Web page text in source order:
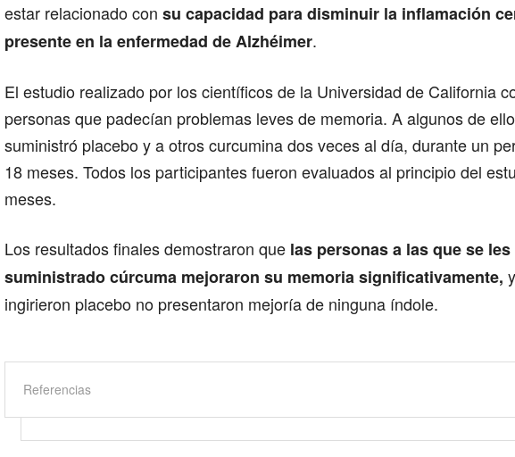
estar relacionado con su capacidad para disminuir la inflamación
presente en la enfermedad de Alzhéimer.
El estudio realizado por los científicos de la Universidad de California
personas que padecían problemas leves de memoria. A algunos de
suministró placebo y a otros curcumina dos veces al día, durante un
18 meses. Todos los participantes fueron evaluados al principio del
meses.
Los resultados finales demostraron que las personas a las que se
suministrado cúrcuma mejoraron su memoria significativamente,
ingirieron placebo no presentaron mejoría de ninguna índole.
Referencias